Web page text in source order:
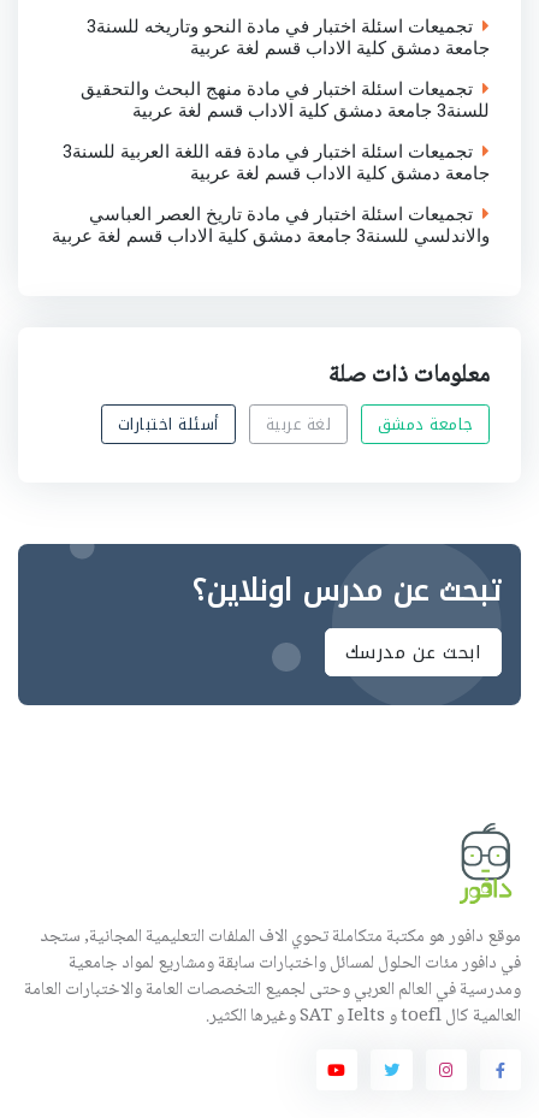
تجميعات اسئلة اختبار في مادة النحو وتاريخه للسنة3
جامعة دمشق كلية الاداب قسم لغة عربية
تجميعات اسئلة اختبار في مادة منهج البحث والتحقيق
للسنة3 جامعة دمشق كلية الاداب قسم لغة عربية
تجميعات اسئلة اختبار في مادة فقه اللغة العربية للسنة3
جامعة دمشق كلية الاداب قسم لغة عربية
تجميعات اسئلة اختبار في مادة تاريخ العصر العباسي
والاندلسي للسنة3 جامعة دمشق كلية الاداب قسم لغة عربية
معلومات ذات صلة
جامعة دمشق لغة عربية أسئلة اختبارات
تبحث عن مدرس اونلاين؟
ابحث عن مدرسك
موقع دافور هو مكتبة متكاملة تحوي الاف الملفات التعليمية المجانية, ستجد
في دافور مئات الحلول لمسائل واختبارات سابقة ومشاريع لمواد جامعية
ومدرسية في العالم العربي وحتى لجميع التخصصات العامة والاختبارات العامة
العالمية كال toefl و Ielts و SAT وغيرها الكثير.